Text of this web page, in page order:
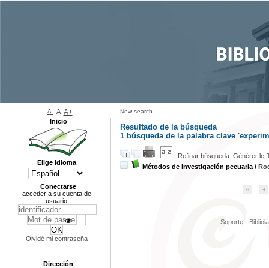
New search
Resultado de la búsqueda
1 búsqueda de la palabra clave
Refinar búsqueda Générer le
Métodos de investigación pecuaria /
Soporte -
A- A A+
Inicio
Elige idioma
Conectarse
acceder a su cuenta de
usuario
Olvidé mi contraseña
Dirección